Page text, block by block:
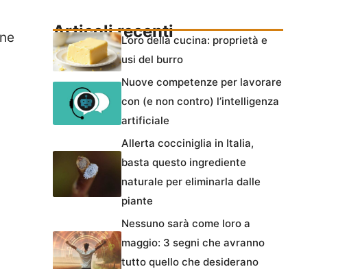
Articoli recentiL’oro della cucina: proprietà e
usi del burro
Nuove competenze per lavorare
con (e non contro) l’intelligenza
artificiale
Allerta cocciniglia in Italia,
basta questo ingrediente
naturale per eliminarla dalle
piante
Nessuno sarà come loro a
maggio: 3 segni che avranno
tutto quello che desiderano